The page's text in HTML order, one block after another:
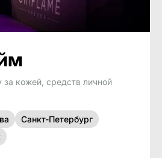
за кожей, средств личной
Санкт-Петербург